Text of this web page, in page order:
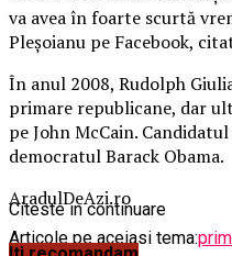
va avea în foarte scurtă
Pleşoianu pe Facebook,
În anul 2008, Rudolph
primare republicane, dar
pe John McCain.
democratul Barack Obama.
AradulDeAzi.ro
Articole pe aceiasi tema:
Citeste in continuare